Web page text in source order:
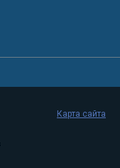
Карта сайта